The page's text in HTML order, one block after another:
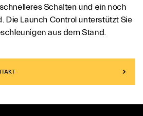
Schalten und ein noch
Die Launch Control unterstützt Sie
aus dem Stand.